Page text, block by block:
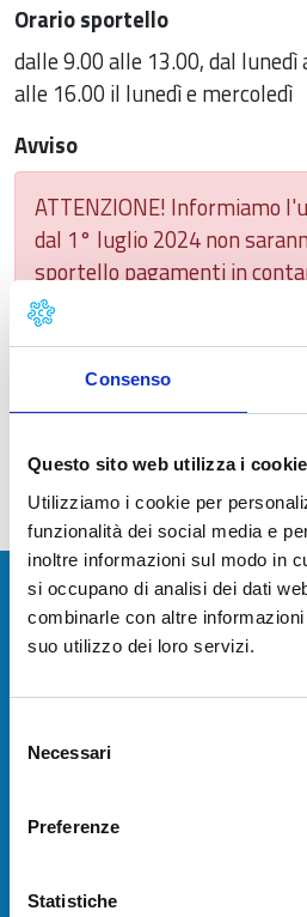
Consenso
Questo sito web utilizza i cookie
Utilizziamo i cookie per
funzionalità dei social media e
inoltre informazioni sul modo in
si occupano di analisi dei dati
combinarle con altre
suo utilizzo dei loro servizi.
delNecessari
Preferenze
Statistiche
Orario sportello
dalle 9.00 alle 13.00, dal lunedì
alle 16.00 il lunedì e mercoledì
Avviso
ATTENZIONE! Informiamo
dal 1° luglio 2024 non
sportello pagamenti in
utilizzare esclusivamente
pagamento dematerializzato.
Data visibilità avviso
Mer, 10/04/2024 - 12:00
Camera di
Nord-Ovest
sede: Via Leonida Repaci, 16 -
PEC: